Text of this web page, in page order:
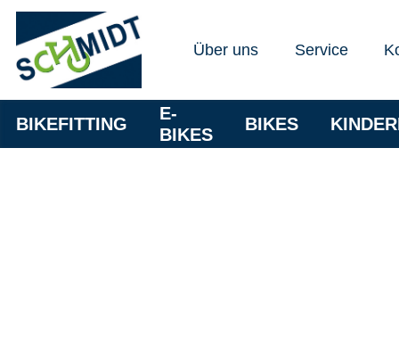
Über uns Service
BIKEFITTING
E-
BIKES
BIKES